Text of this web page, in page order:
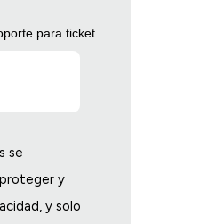
para ticket
se
y
y solo